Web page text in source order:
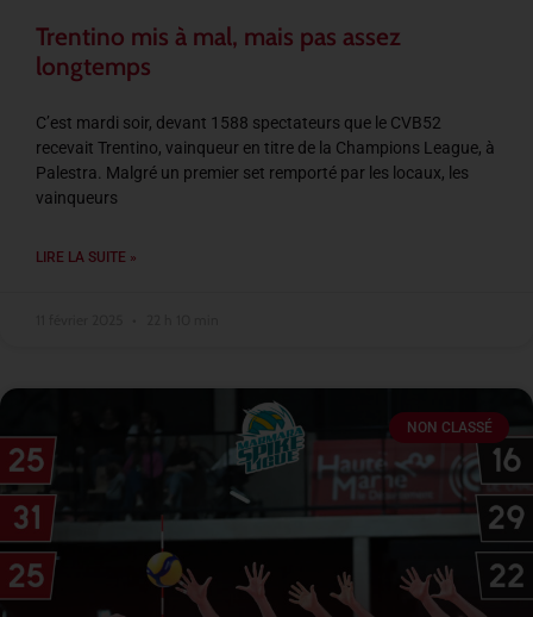
Trentino mis à mal, mais pas assez
longtemps
C’est mardi soir, devant 1588 spectateurs que le CVB52
recevait Trentino, vainqueur en titre de la Champions League, à
Palestra. Malgré un premier set remporté par les locaux, les
vainqueurs
LIRE LA SUITE »
NON CLASSÉ